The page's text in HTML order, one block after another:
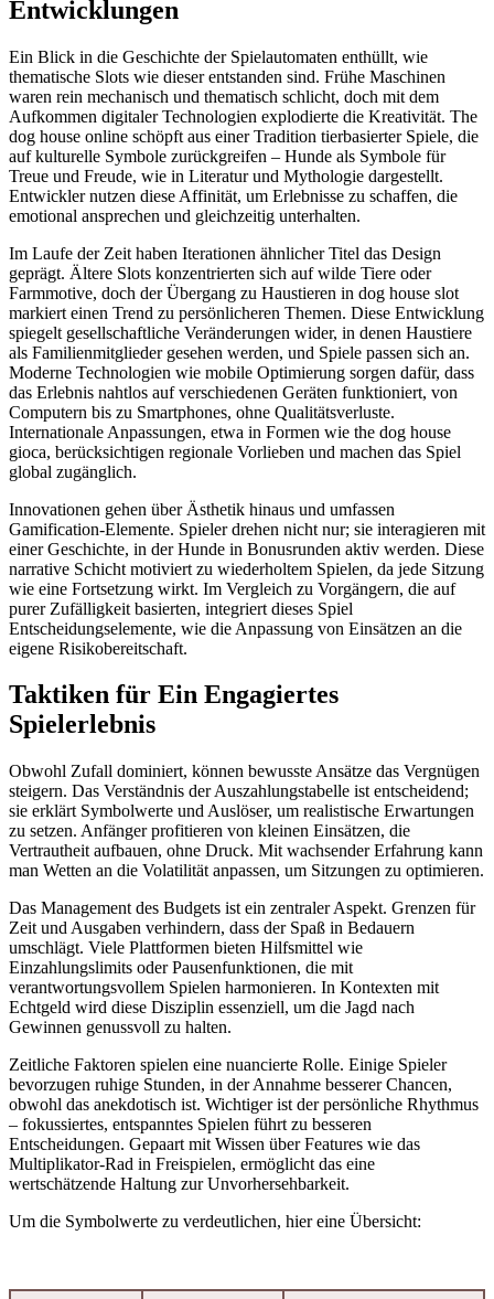
Entwicklungen
Ein Blick in die Geschichte der Spielautomaten enthüllt, wie
thematische Slots wie dieser entstanden sind. Frühe Maschinen
waren rein mechanisch und thematisch schlicht, doch mit dem
Aufkommen digitaler Technologien explodierte die Kreativität. The
dog house online schöpft aus einer Tradition tierbasierter Spiele, die
auf kulturelle Symbole zurückgreifen – Hunde als Symbole für
Treue und Freude, wie in Literatur und Mythologie dargestellt.
Entwickler nutzen diese Affinität, um Erlebnisse zu schaffen, die
emotional ansprechen und gleichzeitig unterhalten.
Im Laufe der Zeit haben Iterationen ähnlicher Titel das Design
geprägt. Ältere Slots konzentrierten sich auf wilde Tiere oder
Farmmotive, doch der Übergang zu Haustieren in dog house slot
markiert einen Trend zu persönlicheren Themen. Diese Entwicklung
spiegelt gesellschaftliche Veränderungen wider, in denen Haustiere
als Familienmitglieder gesehen werden, und Spiele passen sich an.
Moderne Technologien wie mobile Optimierung sorgen dafür, dass
das Erlebnis nahtlos auf verschiedenen Geräten funktioniert, von
Computern bis zu Smartphones, ohne Qualitätsverluste.
Internationale Anpassungen, etwa in Formen wie the dog house
gioca, berücksichtigen regionale Vorlieben und machen das Spiel
global zugänglich.
Innovationen gehen über Ästhetik hinaus und umfassen
Gamification-Elemente. Spieler drehen nicht nur; sie interagieren mit
einer Geschichte, in der Hunde in Bonusrunden aktiv werden. Diese
narrative Schicht motiviert zu wiederholtem Spielen, da jede Sitzung
wie eine Fortsetzung wirkt. Im Vergleich zu Vorgängern, die auf
purer Zufälligkeit basierten, integriert dieses Spiel
Entscheidungselemente, wie die Anpassung von Einsätzen an die
eigene Risikobereitschaft.
Taktiken für Ein Engagiertes
Spielerlebnis
Obwohl Zufall dominiert, können bewusste Ansätze das Vergnügen
steigern. Das Verständnis der Auszahlungstabelle ist entscheidend;
sie erklärt Symbolwerte und Auslöser, um realistische Erwartungen
zu setzen. Anfänger profitieren von kleinen Einsätzen, die
Vertrautheit aufbauen, ohne Druck. Mit wachsender Erfahrung kann
man Wetten an die Volatilität anpassen, um Sitzungen zu optimieren.
Das Management des Budgets ist ein zentraler Aspekt. Grenzen für
Zeit und Ausgaben verhindern, dass der Spaß in Bedauern
umschlägt. Viele Plattformen bieten Hilfsmittel wie
Einzahlungslimits oder Pausenfunktionen, die mit
verantwortungsvollem Spielen harmonieren. In Kontexten mit
Echtgeld wird diese Disziplin essenziell, um die Jagd nach
Gewinnen genussvoll zu halten.
Zeitliche Faktoren spielen eine nuancierte Rolle. Einige Spieler
bevorzugen ruhige Stunden, in der Annahme besserer Chancen,
obwohl das anekdotisch ist. Wichtiger ist der persönliche Rhythmus
– fokussiertes, entspanntes Spielen führt zu besseren
Entscheidungen. Gepaart mit Wissen über Features wie das
Multiplikator-Rad in Freispielen, ermöglicht das eine
wertschätzende Haltung zur Unvorhersehbarkeit.
Um die Symbolwerte zu verdeutlichen, hier eine Übersicht: